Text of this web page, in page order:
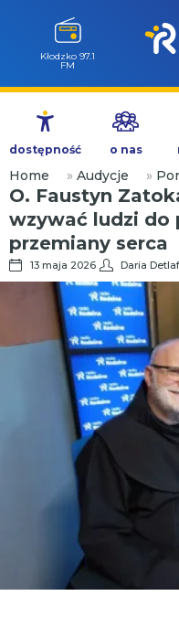
Przejdź
treści
Wołów 99.6
FM
dostępność o nas
Home » Audycje »
O. Faustyn
wzywać ludzi do
przemiany serca
13 maja 2026 Daria Detlaf